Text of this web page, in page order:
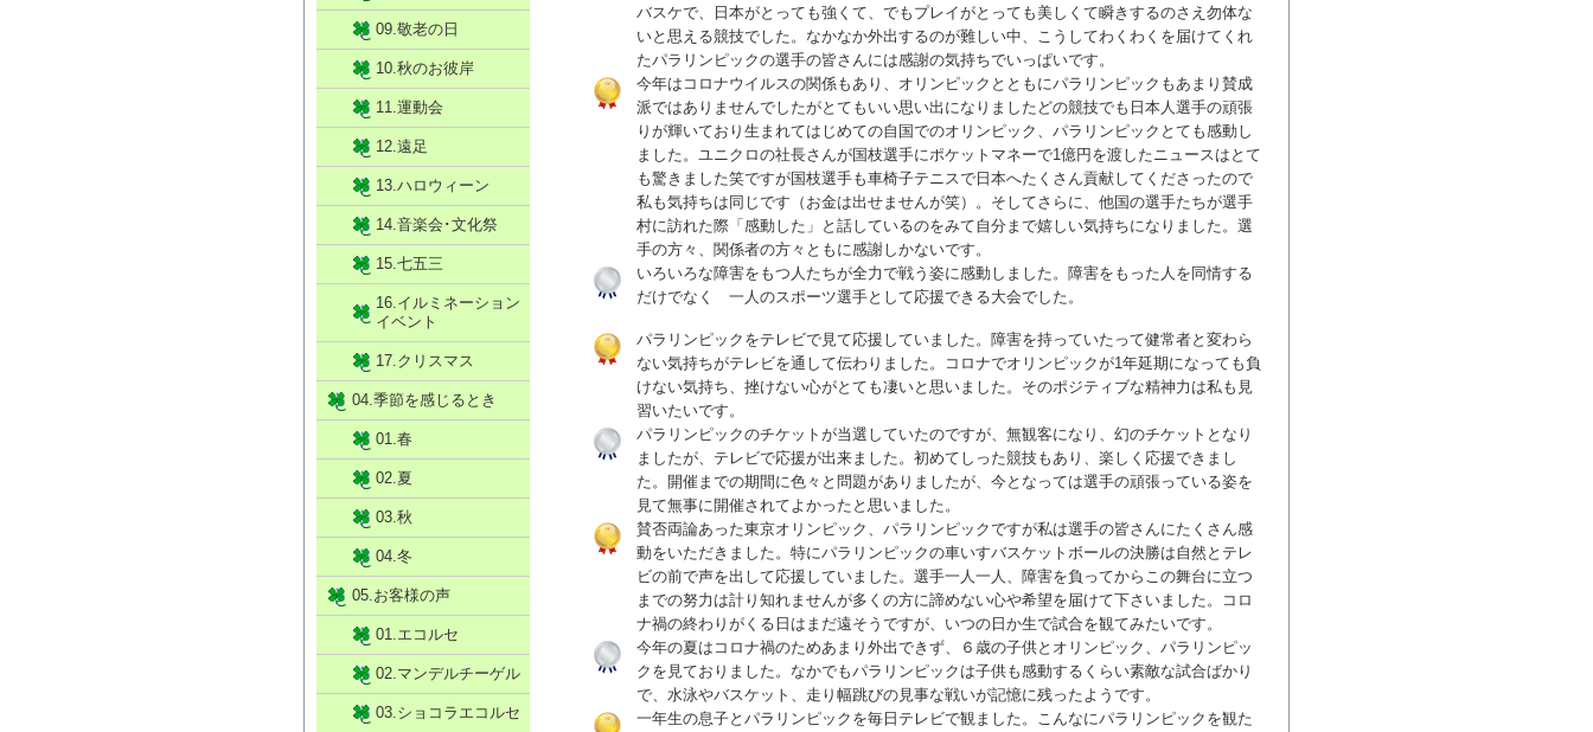
バスケで、日本がとっても強くて、でもプレイがとっても美しくて瞬きするのさえ勿体な
いと思える競技でした。なかなか外出するのが難しい中、こうしてわくわくを届けてくれ
たパラリンピックの選手の皆さんには感謝の気持ちでいっぱいです。
今年はコロナウイルスの関係もあり、オリンピックとともにパラリンピックもあまり賛成
派ではありませんでしたがとてもいい思い出になりましたどの競技でも日本人選手の頑張
りが輝いており生まれてはじめての自国でのオリンピック、パラリンピックとても感動し
ました。ユニクロの社長さんが国枝選手にポケットマネーで1億円を渡したニュースはとて
も驚きました笑ですが国枝選手も車椅子テニスで日本へたくさん貢献してくださったので
私も気持ちは同じです（お金は出せませんが笑）。そしてさらに、他国の選手たちが選手
村に訪れた際「感動した」と話しているのをみて自分まで嬉しい気持ちになりました。選
手の方々、関係者の方々ともに感謝しかないです。
いろいろな障害をもつ人たちが全力で戦う姿に感動しました。障害をもった人を同情する
だけでなく 一人のスポーツ選手として応援できる大会でした。
パラリンピックをテレビで見て応援していました。障害を持っていたって健常者と変わら
ない気持ちがテレビを通して伝わりました。コロナでオリンピックが1年延期になっても負
けない気持ち、挫けない心がとても凄いと思いました。そのポジティブな精神力は私も見
習いたいです。
パラリンピックのチケットが当選していたのですが、無観客になり、幻のチケットとなり
ましたが、テレビで応援が出来ました。初めてしった競技もあり、楽しく応援できまし
た。開催までの期間に色々と問題がありましたが、今となっては選手の頑張っている姿を
見て無事に開催されてよかったと思いました。
賛否両論あった東京オリンピック、パラリンピックですが私は選手の皆さんにたくさん感
動をいただきました。特にパラリンピックの車いすバスケットボールの決勝は自然とテレ
ビの前で声を出して応援していました。選手一人一人、障害を負ってからこの舞台に立つ
までの努力は計り知れませんが多くの方に諦めない心や希望を届けて下さいました。コロ
ナ禍の終わりがくる日はまだ遠そうですが、いつの日か生で試合を観てみたいです。
今年の夏はコロナ禍のためあまり外出できず、６歳の子供とオリンピック、パラリンピッ
クを見ておりました。なかでもパラリンピックは子供も感動するくらい素敵な試合ばかり
で、水泳やバスケット、走り幅跳びの見事な戦いが記憶に残ったようです。
一年生の息子とパラリンピックを毎日テレビで観ました。こんなにパラリンピックを観た
09.敬老の日
10.秋のお彼岸
11.運動会
12.遠足
13.ハロウィーン
14.音楽会･文化祭
15.七五三
16.イルミネーション
イベント
17.クリスマス
04.季節を感じるとき
01.春
02.夏
03.秋
04.冬
05.お客様の声
01.エコルセ
02.マンデルチーゲル
03.ショコラエコルセ